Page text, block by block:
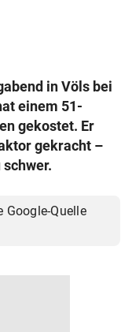
in Völs bei
einem 51-
gekostet. Er
gekracht –
Google-Quelle